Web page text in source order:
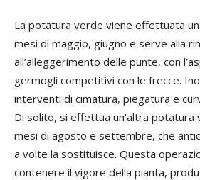
La potatura verde viene effettuata
mesi di maggio, giugno e serve alla
all’alleggerimento delle punte, con
germogli competitivi con le frecce.
interventi di cimatura, piegatura e
Di solito, si effettua un’altra potatura
mesi di agosto e settembre, che
a volte la sostituisce. Questa
contenere il vigore della pianta,